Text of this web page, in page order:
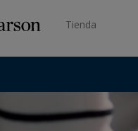
PearsonTienda